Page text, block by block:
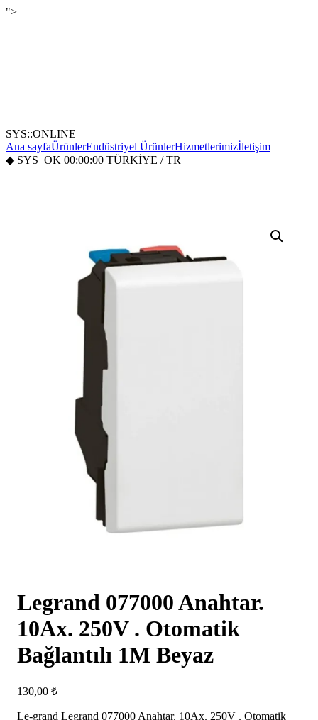
">
SYS::ONLINE
Ana sayfaÜrünlerEndüstriyel ÜrünlerHizmetlerimizİletişim
◆ SYS_OK 00:00:00 TÜRKİYE / TR
Legrand 077000 Anahtar.
10Ax. 250V . Otomatik
Bağlantılı 1M Beyaz
130,00 ₺
Le-grand Legrand 077000 Anahtar. 10Ax. 250V . Otomatik